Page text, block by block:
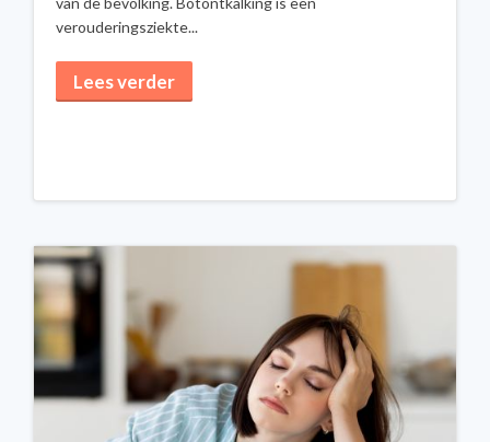
verouderingsziekte...
Lees verder